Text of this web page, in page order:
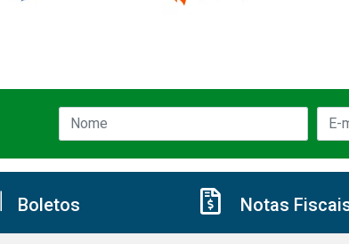
Boletos Notas